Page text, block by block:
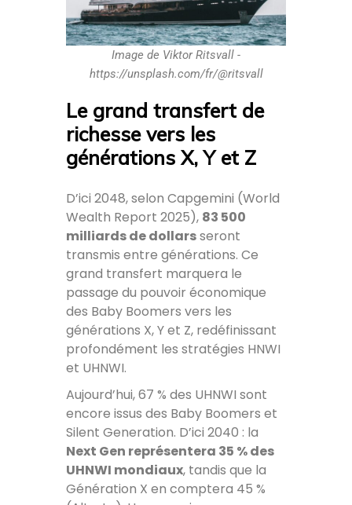
Image de Viktor Ritsvall -
https://unsplash.com/fr/@ritsvall
Le grand transfert de
richesse vers les
générations X, Y et Z
D’ici 2048, selon Capgemini (World
Wealth Report 2025), 83 500
milliards de dollarsseront
transmis entre générations. Ce
grand transfert marquera le
passage du pouvoir économique
des Baby Boomers vers les
générations X, Y et Z, redéfinissant
profondément les stratégies HNWI
et UHNWI.
Aujourd’hui, 67 % des UHNWI sont
encore issus des Baby Boomers et
Silent Generation. D’ici 2040 : la
Next Gen représentera 35 % des
UHNWI mondiaux, tandis que la
Génération X en comptera 45 %